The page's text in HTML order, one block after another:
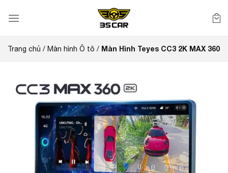
qua
dung
Trang chủ / Màn hình Ô tô / Màn Hình Teyes CC3 2K MAX 360